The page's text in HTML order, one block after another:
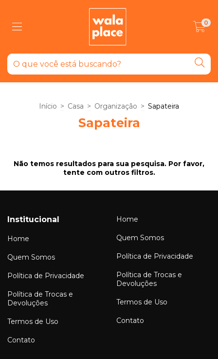
0
Início > Casa > Organização > Sapateira
Sapateira
Não temos resultados para sua pesquisa. Por favor,
tente com outros filtros.
Institucional
Home
Quem Somos
Política de Privacidade
Política de Trocas e
Devoluções
Termos de Uso
Contato
Home
Quem Somos
Política de Privacidade
Política de Trocas e
Devoluções
Termos de Uso
Contato